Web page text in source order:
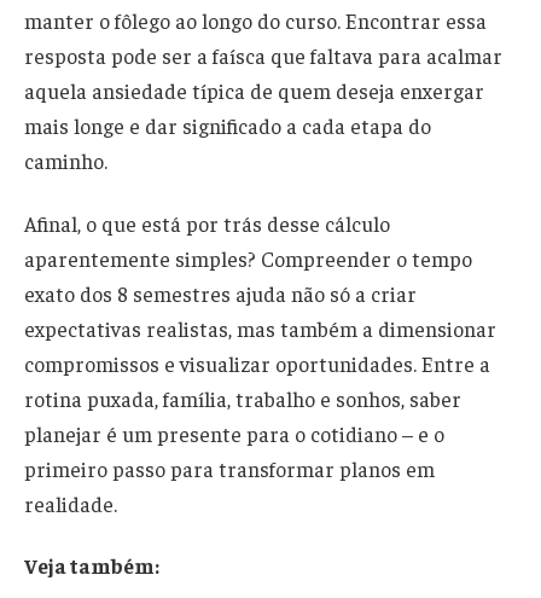
manter o fôlego ao longo do curso. Encontrar essa
resposta pode ser a faísca que faltava para acalmar
aquela ansiedade típica de quem deseja enxergar
mais longe e dar significado a cada etapa do
caminho.
Afinal, o que está por trás desse cálculo
aparentemente simples? Compreender o tempo
exato dos 8 semestres ajuda não só a criar
expectativas realistas, mas também a dimensionar
compromissos e visualizar oportunidades. Entre a
rotina puxada, família, trabalho e sonhos, saber
planejar é um presente para o cotidiano – e o
primeiro passo para transformar planos em
realidade.
Veja também: